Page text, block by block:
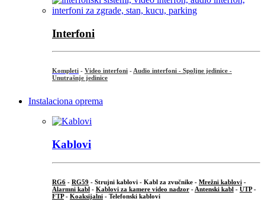
Interfoni
Kompleti - Video interfoni - Audio interfoni - Spoljne jedinice -
Unutrašnje jedinice
Instalaciona oprema
Kablovi
RG6 - RG59 - Strujni kablovi - Kabl za zvučnike - Mrežni kablovi -
Alarmni kabl - Kablovi za kamere video nadzor - Antenski kabl - UTP-
FTP- Koaksijalni - Telefonski kablovi